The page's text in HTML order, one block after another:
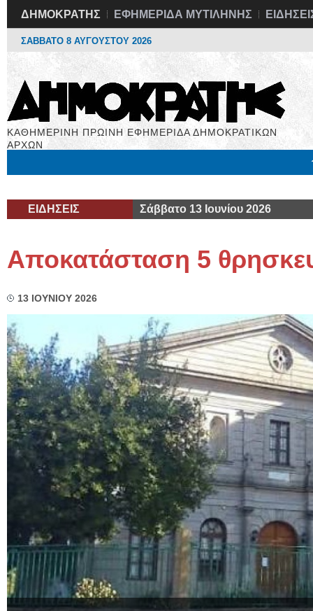
ΔΗΜΟΚΡΑΤΗΣ ΕΦΗΜΕΡΙΔΑ ΜΥΤΙΛΗΝΗΣ
ΣΑΒΒΑΤΟ 8 ΑΥΓΟΥΣΤΟΥ 2026
ΚΑΘΗΜΕΡΙΝΗ ΠΡΩΙΝΗ ΕΦΗΜΕΡΙΔΑ ΔΗΜΟΚΡΑΤΙΚΩΝ
ΑΡΧΩΝ
ΕΙΔΗΣΕΙΣ Σάββατο 13 Ιουνίου 2026
Αποκατάσταση 5
13 ΙΟΥΝΙΟΥ 2026